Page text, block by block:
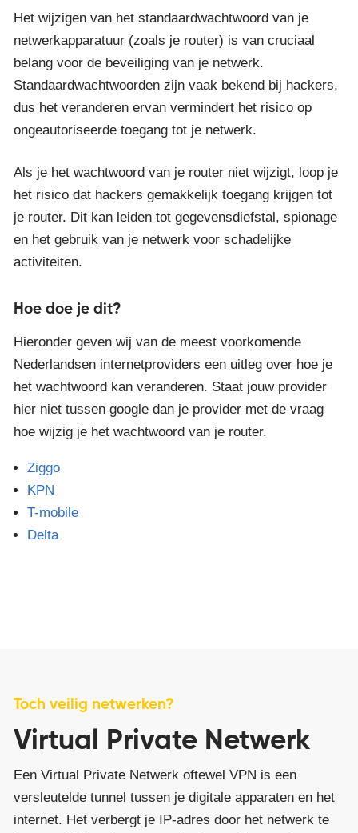
Het wijzigen van het standaardwachtwoord van je
netwerkapparatuur (zoals je router) is van cruciaal
belang voor de beveiliging van je netwerk.
Standaardwachtwoorden zijn vaak bekend bij hackers,
dus het veranderen ervan vermindert het risico op
ongeautoriseerde toegang tot je netwerk.
Als je het wachtwoord van je router niet wijzigt, loop je
het risico dat hackers gemakkelijk toegang krijgen tot
je router. Dit kan leiden tot gegevensdiefstal, spionage
en het gebruik van je netwerk voor schadelijke
activiteiten.
Hoe doe je dit?
Hieronder geven wij van de meest voorkomende
Nederlandsen internetproviders een uitleg over hoe je
het wachtwoord kan veranderen. Staat jouw provider
hier niet tussen google dan je provider met de vraag
hoe wijzig je het wachtwoord van je router.
Ziggo
KPN
T-mobile
Delta
Toch veilig netwerken?
Virtual Private Netwerk
Een Virtual Private Netwerk oftewel VPN is een
versleutelde tunnel tussen je digitale apparaten en het
internet. Het verbergt je IP-adres door het netwerk te